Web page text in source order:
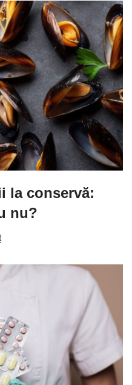
la conservă:
nu?